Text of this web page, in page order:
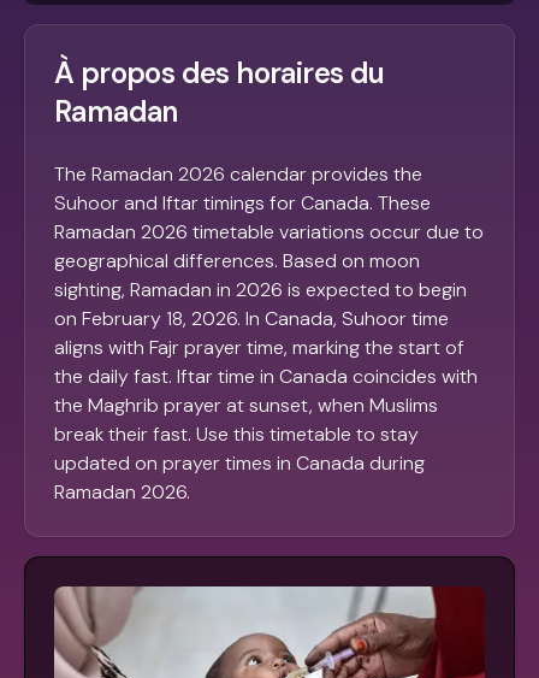
À propos des horaires du
Ramadan
The Ramadan 2026 calendar provides the
Suhoor and Iftar timings for Canada. These
Ramadan 2026 timetable variations occur due to
geographical differences. Based on moon
sighting, Ramadan in 2026 is expected to begin
on February 18, 2026. In Canada, Suhoor time
aligns with Fajr prayer time, marking the start of
the daily fast. Iftar time in Canada coincides with
the Maghrib prayer at sunset, when Muslims
break their fast. Use this timetable to stay
updated on prayer times in Canada during
Ramadan 2026.